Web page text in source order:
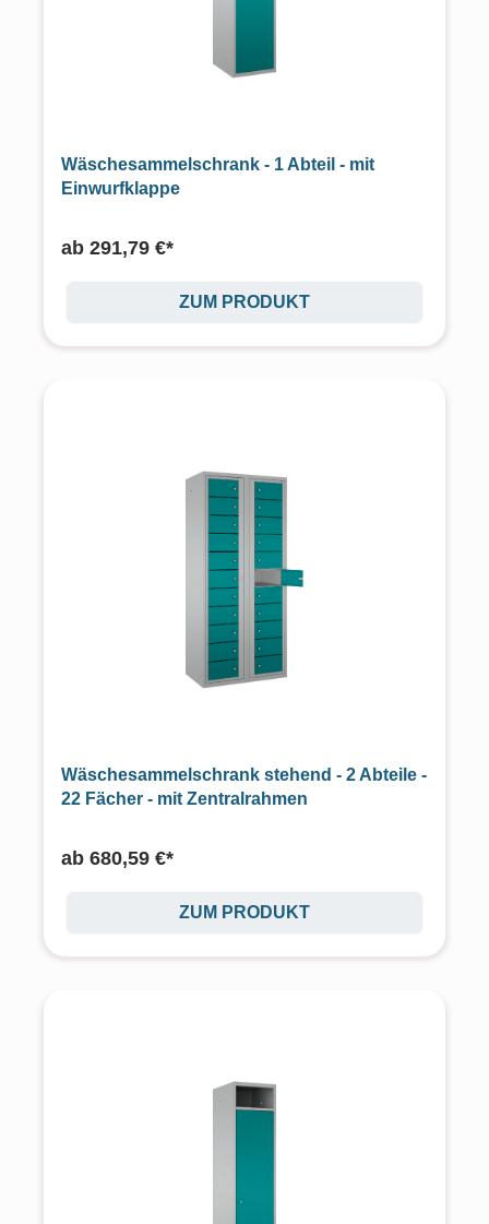
Wäschesammelschrank - 1 Abteil - mit
Einwurfklappe
ab 291,79 €*
ZUM PRODUKT
Wäschesammelschrank stehend - 2 Abteile -
22 Fächer - mit Zentralrahmen
ab 680,59 €*
ZUM PRODUKT